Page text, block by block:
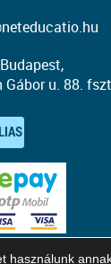
Gábor u. 88.
használunk